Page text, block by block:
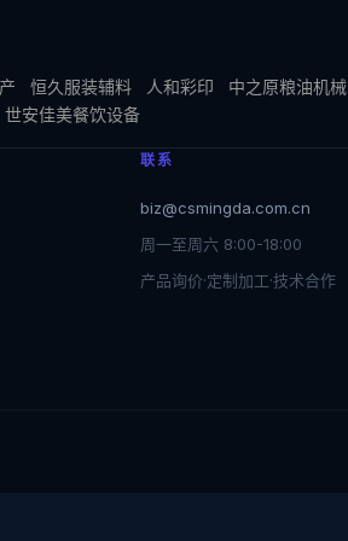
恒久服装辅料 人和彩印 中之原粮油机械
世安佳美餐饮设备
联系
biz@csmingda.com.cn
周一至周六 8:00-18:00
产品询价·定制加工·技术合作